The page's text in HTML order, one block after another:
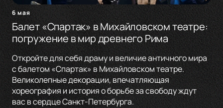
6 мая
Балет «Спартак» в Михайловском театре:
погружение в мир древнего Рима
Откройте для себя драму и величие античного мира
с балетом «Спартак» в Михайловском театре.
Великолепные декорации, впечатляющая
хореография и история о борьбе за свободу ждут
вас в сердце Санкт-Петербурга.